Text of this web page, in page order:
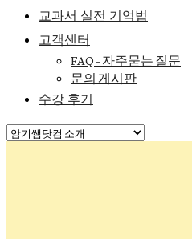
교과서 실전 기억법
고객센터
FAQ – 자주묻는 질문
문의 게시판
수강 후기